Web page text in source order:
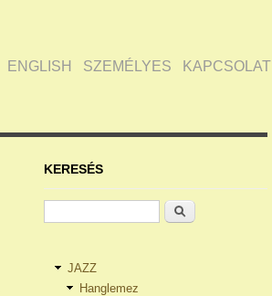
ENGLISH SZEMÉLYES KAPCSOLAT
KERESÉS
Keresés
JAZZ
Hanglemez